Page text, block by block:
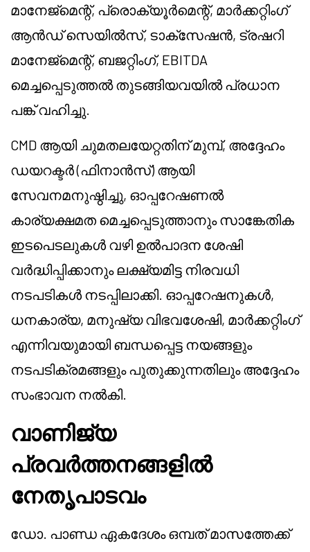
മാനേജ്മെന്റ്, പ്രൊക്യൂർമെന്റ്, മാർക്കറ്റിംഗ്
ആൻഡ് സെയിൽസ്, ടാക്സേഷൻ, ട്രഷറി
മാനേജ്മെന്റ്, ബജറ്റിംഗ്, EBITDA
മെച്ചപ്പെടുത്തൽ തുടങ്ങിയവയിൽ പ്രധാന
പങ്ക് വഹിച്ചു.
CMD ആയി ചുമതലയേറ്റതിന് മുമ്പ്, അദ്ദേഹം
ഡയറക്ടർ (ഫിനാൻസ്) ആയി
സേവനമനുഷ്ഠിച്ചു, ഓപ്പറേഷണൽ
കാര്യക്ഷമത മെച്ചപ്പെടുത്താനും സാങ്കേതിക
ഇടപെടലുകൾ വഴി ഉൽപാദന ശേഷി
വർദ്ധിപ്പിക്കാനും ലക്ഷ്യമിട്ട നിരവധി
നടപടികൾ നടപ്പിലാക്കി. ഓപ്പറേഷനുകൾ,
ധനകാര്യ, മനുഷ്യ വിഭവശേഷി, മാർക്കറ്റിംഗ്
എന്നിവയുമായി ബന്ധപ്പെട്ട നയങ്ങളും
നടപടിക്രമങ്ങളും പുതുക്കുന്നതിലും അദ്ദേഹം
സംഭാവന നൽകി.
വാണിജ്യ
പ്രവർത്തനങ്ങളിൽ
നേതൃപാടവം
ഡോ. പാണ്ഡ ഏകദേശം ഒമ്പത് മാസത്തേക്ക്